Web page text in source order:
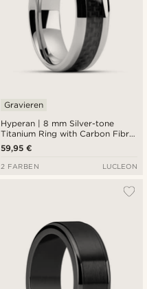
Hyperan | 8 mm Silver-tone
Titanium Ring with Carbon Fibre
Inlay
Gravieren
59,95 €
2 FARBEN LUCLEON